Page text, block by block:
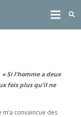
« Si l’homme a deux
fois plus qu’il ne
convaincue des